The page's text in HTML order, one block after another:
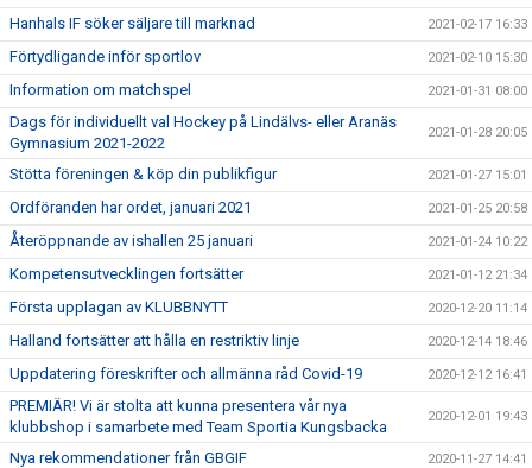
Hanhals IF söker säljare till marknad 2021-02-17 16:33
Förtydligande inför sportlov 2021-02-10 15:30
Information om matchspel 2021-01-31 08:00
Dags för individuellt val Hockey på Lindälvs- eller Aranäs
Gymnasium 2021-2022
2021-01-28 20:05
Stötta föreningen & köp din publikfigur 2021-01-27 15:01
Ordföranden har ordet, januari 2021 2021-01-25 20:58
Återöppnande av ishallen 25 januari 2021-01-24 10:22
Kompetensutvecklingen fortsätter 2021-01-12 21:34
Första upplagan av KLUBBNYTT 2020-12-20 11:14
Halland fortsätter att hålla en restriktiv linje 2020-12-14 18:46
Uppdatering föreskrifter och allmänna råd Covid-19 2020-12-12 16:41
PREMIÄR! Vi är stolta att kunna presentera vår nya
klubbshop i samarbete med Team Sportia Kungsbacka
2020-12-01 19:43
Nya rekommendationer från GBGIF 2020-11-27 14:41